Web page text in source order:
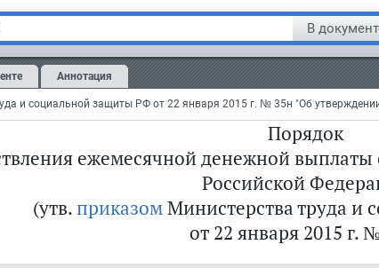
В
граждан в Российской Федерации
другое и перерасчета размера ежемесячной денежной выплаты
(п.п. 12 - 26)
Аннотация
в Минюсте РФ 19 февраля 2015 г.
№ 36117
Порядок
ежемесячной денежной выплаты
Российской
(утв.приказомМинистерства труда и
от 22 января 2015 г.